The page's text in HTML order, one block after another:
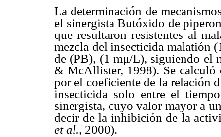
La determinación de
el sinergista Butóxido de
que resultaron resistentes al
mezcla del insecticida malatión
de (PB), (1 mμ/L), siguiendo el
& McAllister, 1998). Se calculó
por el coeficiente de la relación
insecticida solo entre el
sinergista, cuyo valor mayor a
decir de la inhibición de la
et al., 2000).